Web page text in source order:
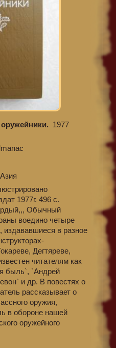
оружейники. 1977
Азия
1977г. 496 с.
Обычный
воедино четыре
издававшиеся в разное
Дегтяреве,
читателям как
быль`, `Андрей
и др. В повестях о
рассказывает о
оружия,
в обороне нашей
оружейного